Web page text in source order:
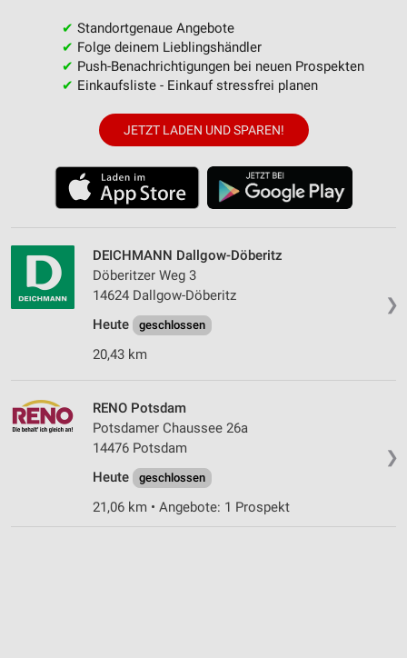
✔ Standortgenaue Angebote
✔ Folge deinem Lieblingshändler
✔ Push-Benachrichtigungen bei neuen Prospekten
✔ Einkaufsliste - Einkauf stressfrei planen
JETZT LADEN UND SPAREN!
❯
DEICHMANN Dallgow-Döberitz
Döberitzer Weg 3
14624 Dallgow-Döberitz
Heute
geschlossen
20,43 km
❯
RENO Potsdam
Potsdamer Chaussee 26a
14476 Potsdam
Heute
geschlossen
21,06 km • Angebote: 1 Prospekt